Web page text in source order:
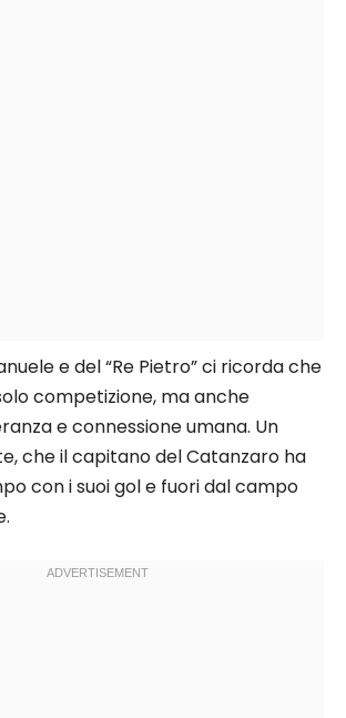
e del “Re Pietro” ci ricorda che
competizione, ma anche
e connessione umana. Un
che il capitano del Catanzaro ha
con i suoi gol e fuori dal campo